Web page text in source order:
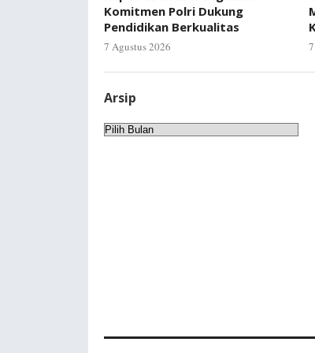
Komitmen Polri Dukung
Pendidikan Berkualitas
7 Agustus 2026
Arsip
Arsip